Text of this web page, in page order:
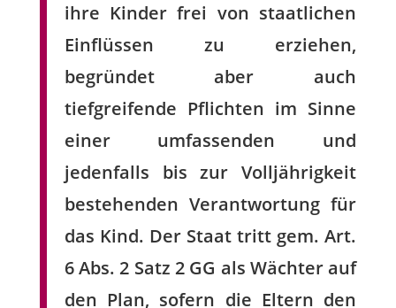
ihre Kinder frei von staatlichen
Einflüssen zu erziehen,
begründet aber auch
tiefgreifende Pflichten im Sinne
einer umfassenden und
jedenfalls bis zur Volljährigkeit
bestehenden Verantwortung für
das Kind. Der Staat tritt gem. Art.
6 Abs. 2 Satz 2 GG als Wächter auf
den Plan, sofern die Eltern den